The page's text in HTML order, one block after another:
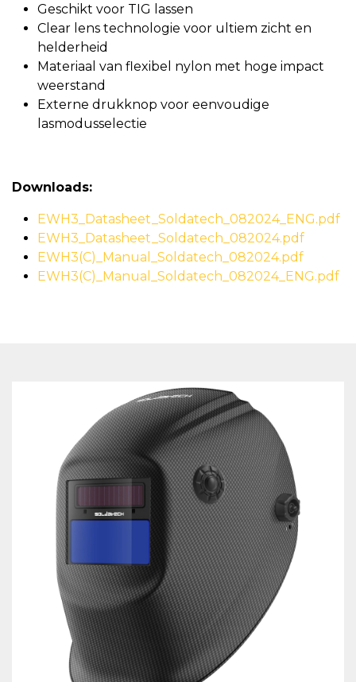
Geschikt voor TIG lassen
Clear lens technologie voor ultiem zicht en
helderheid
Materiaal van flexibel nylon met hoge impact
weerstand
Externe drukknop voor eenvoudige
lasmodusselectie
Downloads:
EWH3_Datasheet_Soldatech_082024_ENG.pdf
EWH3_Datasheet_Soldatech_082024.pdf
EWH3(C)_Manual_Soldatech_082024.pdf
EWH3(C)_Manual_Soldatech_082024_ENG.pdf